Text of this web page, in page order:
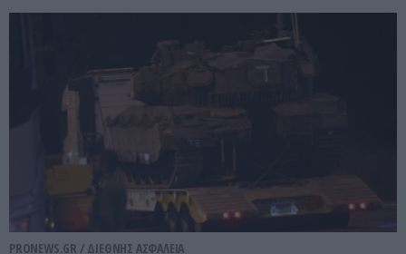
PRONEWS.GR / ΔΙΕΘΝΗΣ ΑΣΦΑΛΕΙΑ